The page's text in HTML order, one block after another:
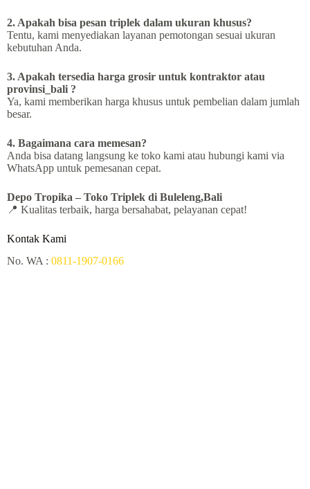
2. Apakah bisa pesan triplek dalam ukuran khusus?
Tentu, kami menyediakan layanan pemotongan sesuai ukuran
kebutuhan Anda.
3. Apakah tersedia harga grosir untuk kontraktor atau
provinsi_bali ?
Ya, kami memberikan harga khusus untuk pembelian dalam jumlah
besar.
4. Bagaimana cara memesan?
Anda bisa datang langsung ke toko kami atau hubungi kami via
WhatsApp untuk pemesanan cepat.
Depo Tropika – Toko Triplek di Buleleng,Bali
📍 Kualitas terbaik, harga bersahabat, pelayanan cepat!
Kontak Kami
No. WA : 0811-1907-0166